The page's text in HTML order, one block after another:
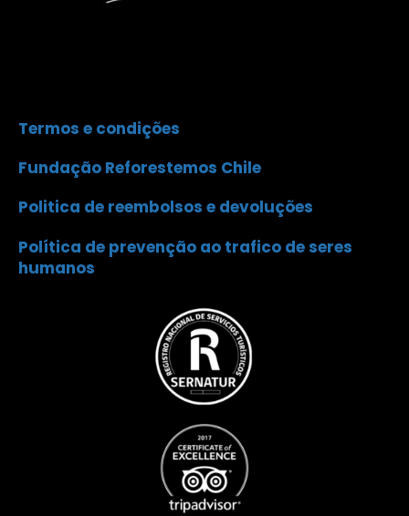
Termos e condições
Fundação Reforestemos Chile
Politica de reembolsos e devoluções
Política de prevenção ao trafico de seres
humanos